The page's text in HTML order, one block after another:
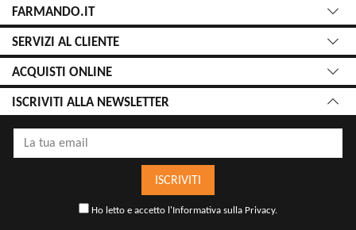
FARMANDO.IT
SERVIZI AL CLIENTE
ACQUISTI ONLINE
ISCRIVITI ALLA NEWSLETTER
ISCRIVITI
Ho letto e accetto l' Informativa sulla Privacy.